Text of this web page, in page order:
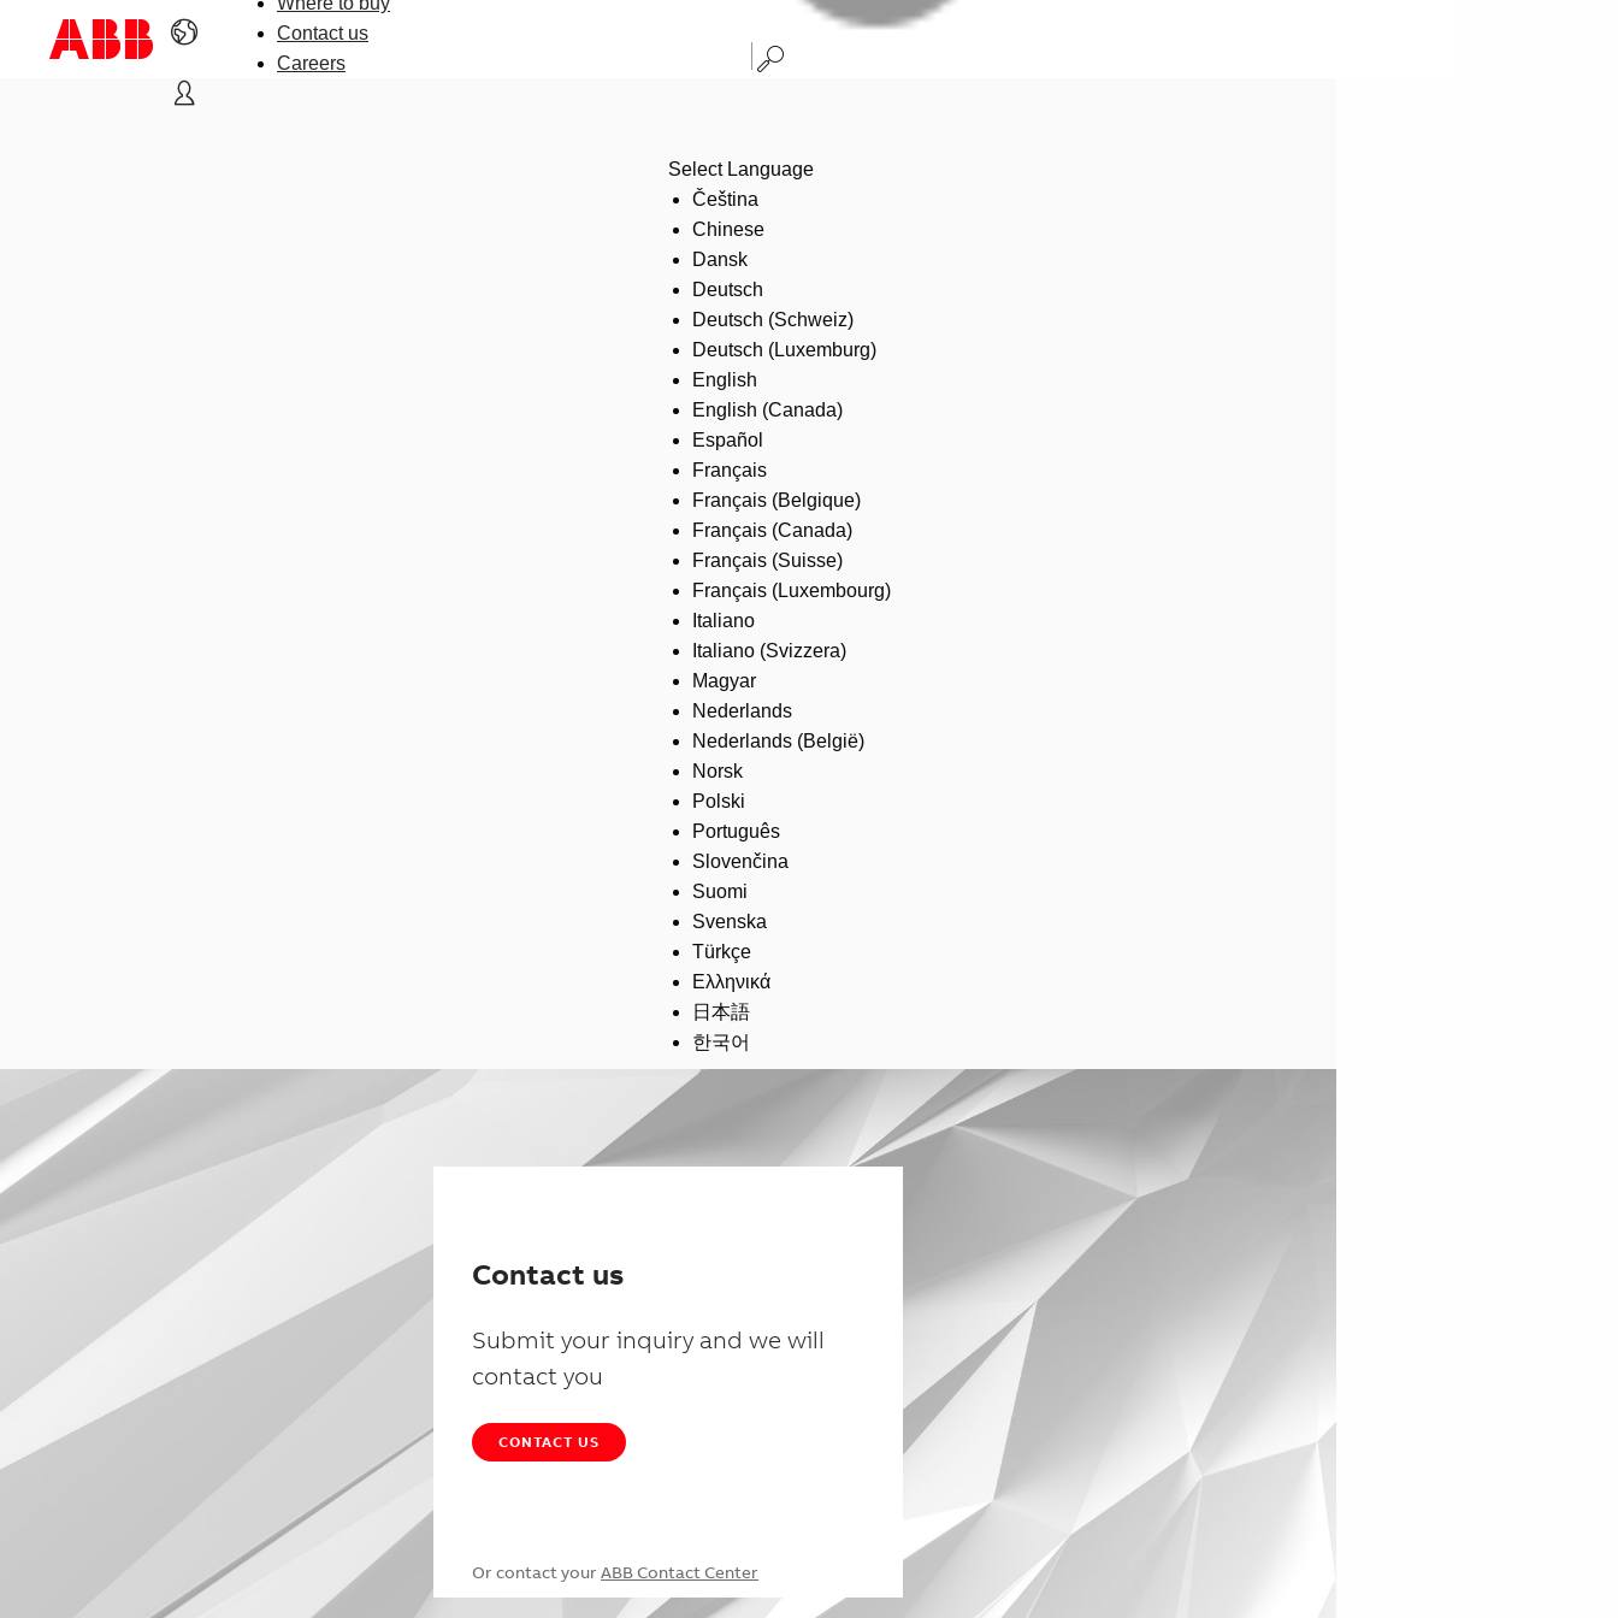
Contact us
Careers
Select Language
Čeština
Chinese
Dansk
Deutsch
Deutsch (Schweiz)
Deutsch (Luxemburg)
English
English (Canada)
Español
Français
Français (Belgique)
Français (Canada)
Français (Suisse)
Français (Luxembourg)
Italiano
Italiano (Svizzera)
Magyar
Nederlands
Nederlands (België)
Norsk
Polski
Português
Slovenčina
Suomi
Svenska
Türkçe
Ελληνικά
日本語
한국어
Contact us
Submit your inquiry and we will
contact you
CONTACT US
Or contact your ABB Contact Center